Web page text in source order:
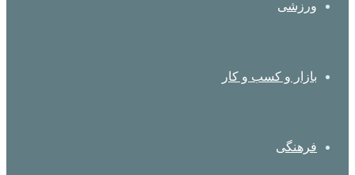
ورزشی
بازار و کسب و کار
فرهنگی